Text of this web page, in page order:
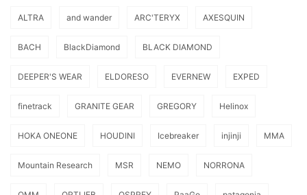
ALTRA and wander ARC'TERYX AXESQUIN
BACH BlackDiamond BLACK DIAMOND
DEEPER'S WEAR ELDORESO EVERNEW EXPED
finetrack GRANITE GEAR GREGORY Helinox
HOKA ONEONE HOUDINI Icebreaker injinji MMA
Mountain Research MSR NEMO NORRONA